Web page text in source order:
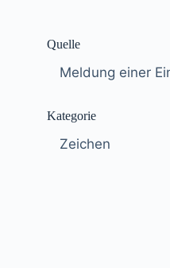
Quelle
Meldung einer
Kategorie
Zeichen